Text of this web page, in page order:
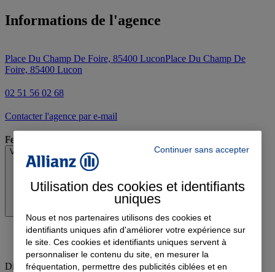
Informations de l'agence
Place Du Champ De Foire, 85400 LuconPlace Du Champ De
Foire, 85400 Lucon
02 51 56 02 68
Contacter l'agence par e-mail
Fermé
Voir les horaires
Dimanche: Fermé
Continuer sans accepter
Utilisation des cookies et identifiants
uniques
Nous et nos partenaires utilisons des cookies et
identifiants uniques afin d'améliorer votre expérience sur
le site. Ces cookies et identifiants uniques servent à
personnaliser le contenu du site, en mesurer la
fréquentation, permettre des publicités ciblées et en